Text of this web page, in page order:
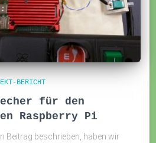
BERICHT
für den
Raspberry Pi
Beitrag beschrieben, haben wir